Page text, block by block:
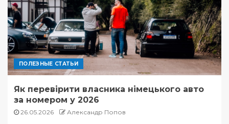
ПОЛЕЗНЫЕ СТАТЬИ
Як перевірити власника німецького авто
за номером у 2026
26.05.2026 Александр Попов